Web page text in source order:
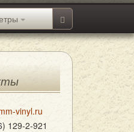
vinyl.ru
129-2-921